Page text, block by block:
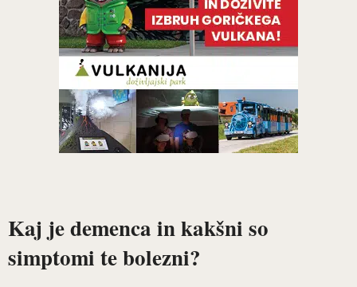
Kaj je demenca in kakšni so
simptomi te bolezni?